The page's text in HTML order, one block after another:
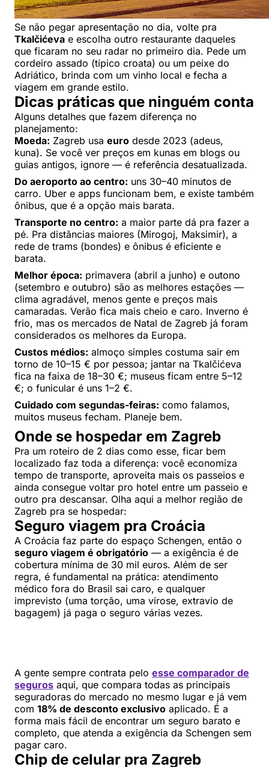
Se não pegar apresentação no dia, volte pra
Tkalčićeva e escolha outro restaurante daqueles
que ficaram no seu radar no primeiro dia. Pede um
cordeiro assado (típico croata) ou um peixe do
Adriático, brinda com um vinho local e fecha a
viagem em grande estilo.
Dicas práticas que ninguém conta
Alguns detalhes que fazem diferença no
planejamento:
Moeda: Zagreb usa euro desde 2023 (adeus,
kuna). Se você ver preços em kunas em blogs ou
guias antigos, ignore — é referência desatualizada.
Do aeroporto ao centro: uns 30–40 minutos de
carro. Uber e apps funcionam bem, e existe também
ônibus, que é a opção mais barata.
Transporte no centro: a maior parte dá pra fazer a
pé. Pra distâncias maiores (Mirogoj, Maksimir), a
rede de trams (bondes) e ônibus é eficiente e
barata.
Melhor época: primavera (abril a junho) e outono
(setembro e outubro) são as melhores estações —
clima agradável, menos gente e preços mais
camaradas. Verão fica mais cheio e caro. Inverno é
frio, mas os mercados de Natal de Zagreb já foram
considerados os melhores da Europa.
Custos médios: almoço simples costuma sair em
torno de 10–15 € por pessoa; jantar na Tkalčićeva
fica na faixa de 18–30 €; museus ficam entre 5–12
€; o funicular é uns 1–2 €.
Cuidado com segundas-feiras: como falamos,
muitos museus fecham. Planeje bem.
Onde se hospedar em Zagreb
Pra um roteiro de 2 dias como esse, ficar bem
localizado faz toda a diferença: você economiza
tempo de transporte, aproveita mais os passeios e
ainda consegue voltar pro hotel entre um passeio e
outro pra descansar. Olha aqui a melhor região de
Zagreb pra se hospedar:
Seguro viagem pra Croácia
A Croácia faz parte do espaço Schengen, então o
seguro viagem é obrigatório — a exigência é de
cobertura mínima de 30 mil euros. Além de ser
regra, é fundamental na prática: atendimento
médico fora do Brasil sai caro, e qualquer
imprevisto (uma torção, uma virose, extravio de
bagagem) já paga o seguro várias vezes.
A gente sempre contrata pelo esse comparador de
seguros aqui, que compara todas as principais
seguradoras do mercado no mesmo lugar e já vem
com 18% de desconto exclusivo aplicado. É a
forma mais fácil de encontrar um seguro barato e
completo, que atenda a exigência da Schengen sem
pagar caro.
Chip de celular pra Zagreb